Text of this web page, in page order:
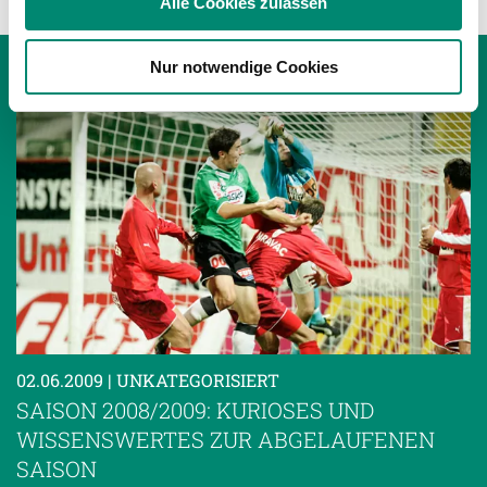
weiteren Daten zusammen, die Sie ihnen bereitgestellt
haben oder die sie im Rahmen Ihrer Nutzung der Dienste
gesammelt haben.
Weitere Details, insbesondere zu Speicherdauer und
Empfänger entnehmen Sie unserer
Datenschutzerklärung.
Nur notwendige Cookies
02.06.2009 | UNKATEGORISIERT
SAISON 2008/2009: KURIOSES UND
WISSENSWERTES ZUR ABGELAUFENEN
SAISON